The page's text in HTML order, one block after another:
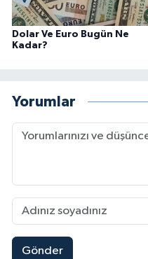
Dolar Ve Euro Bugün Ne
Kadar?
Yorumlar
Gönder